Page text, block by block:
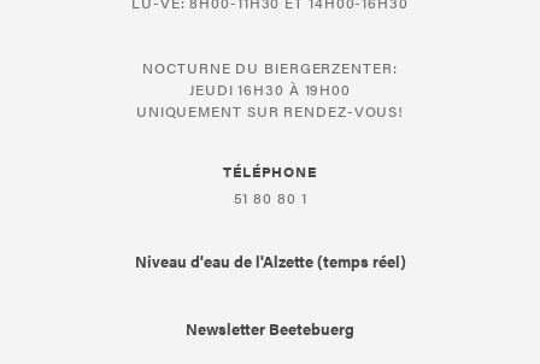
NOCTURNE DU BIERGERZENTER:
JEUDI 16H30 À 19H00
UNIQUEMENT SUR RENDEZ-VOUS!
TÉLÉPHONE
51 80 80 1
Niveau d'eau de l'Alzette (temps réel)
Newsletter Beetebuerg